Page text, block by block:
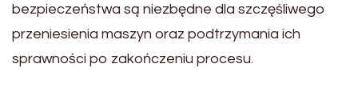
bezpieczeństwa są niezbędne dla szczęśliwego
przeniesienia maszyn oraz podtrzymania ich
sprawności po zakończeniu procesu.